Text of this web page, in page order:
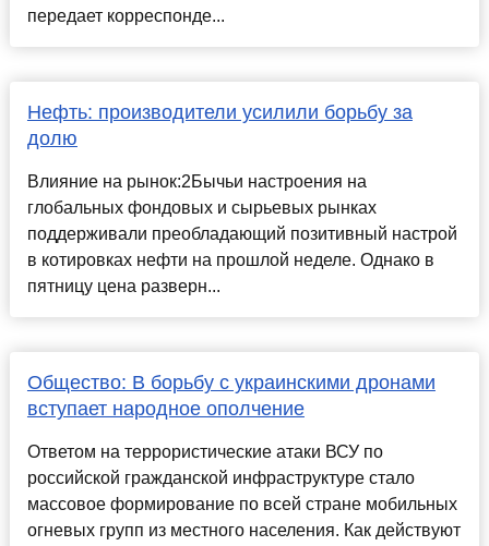
передает корреспонде...
Нефть: производители усилили борьбу за
долю
Влияние на рынок:2Бычьи настроения на
глобальных фондовых и сырьевых рынках
поддерживали преобладающий позитивный настрой
в котировках нефти на прошлой неделе. Однако в
пятницу цена разверн...
Общество: В борьбу с украинскими дронами
вступает народное ополчение
Ответом на террористические атаки ВСУ по
российской гражданской инфраструктуре стало
массовое формирование по всей стране мобильных
огневых групп из местного населения. Как действуют